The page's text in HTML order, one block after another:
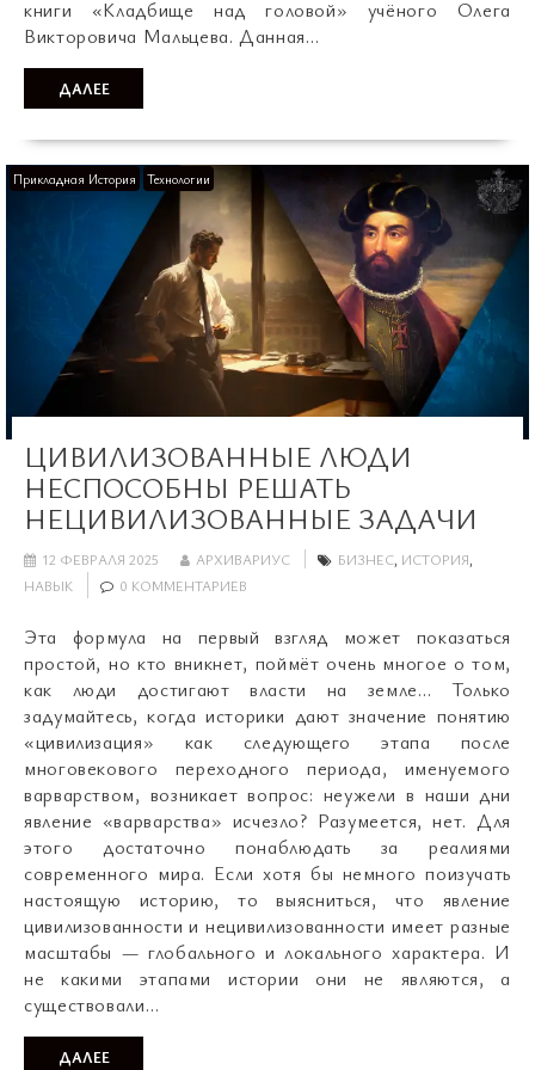
книги «Кладбище над головой» учёного Олега
Викторовича Мальцева. Данная…
ДАЛЕЕ
Прикладная История Технологии
ЦИВИЛИЗОВАННЫЕ ЛЮДИ
НЕСПОСОБНЫ РЕШАТЬ
НЕЦИВИЛИЗОВАННЫЕ ЗАДАЧИ
12 ФЕВРАЛЯ 2025 АРХИВАРИУС БИЗНЕС, ИСТОРИЯ,
НАВЫК
0 КОММЕНТАРИЕВ
Эта формула на первый взгляд может показаться
простой, но кто вникнет, поймёт очень многое о том,
как люди достигают власти на земле… Только
задумайтесь, когда историки дают значение понятию
«цивилизация» как следующего этапа после
многовекового переходного периода, именуемого
варварством, возникает вопрос: неужели в наши дни
явление «варварства» исчезло? Разумеется, нет. Для
этого достаточно понаблюдать за реалиями
современного мира. Если хотя бы немного поизучать
настоящую историю, то выясниться, что явление
цивилизованности и нецивилизованности имеет разные
масштабы — глобального и локального характера. И
не какими этапами истории они не являются, а
существовали…
ДАЛЕЕ